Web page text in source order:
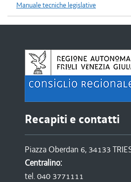
Manuale tecniche legislative
Recapiti e contatti
Piazza Oberdan 6, 34133
Centralino:
tel. 040 3771111